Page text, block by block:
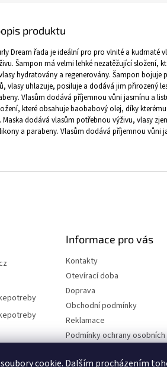
cookie. Dalším procházením
produktu
Dream řada je ideální pro pro vlnité a kudrnaté
Šampon má velmi lehké nezatěžující složení,
hydratovány a regenerovány. Šampon bojuje
vlasy uhlazuje, posiluje a dodává jim přirozený
Vlasům dodává příjemnou vůni jasmínu a
které obsahuje baobabový olej, díky
Maska dodává vlasům potřebnou výživu, vlasy
a parabeny. Vlasům dodává příjemnou vůni
Informace pro vás
Kontakty
Otevírací doba
Doprava
Obchodní podmínky
Reklamace
Podmínky ochrany osobních
údajů a cookies
Časté dotazy